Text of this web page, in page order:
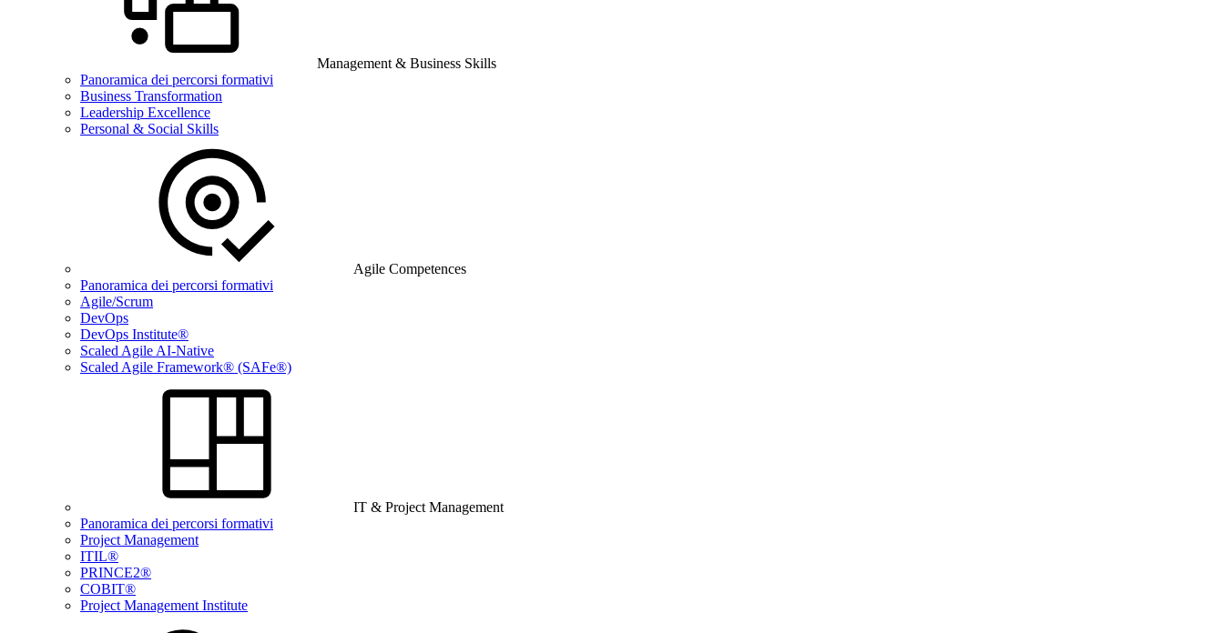
Management & Business Skills
Panoramica dei percorsi formativi
Business Transformation
Leadership Excellence
Personal & Social Skills
Agile Competences
Panoramica dei percorsi formativi
Agile/Scrum
DevOps
DevOps Institute®
Scaled Agile AI-Native
Scaled Agile Framework® (SAFe®)
IT & Project Management
Panoramica dei percorsi formativi
Project Management
ITIL®
PRINCE2®
COBIT®
Project Management Institute